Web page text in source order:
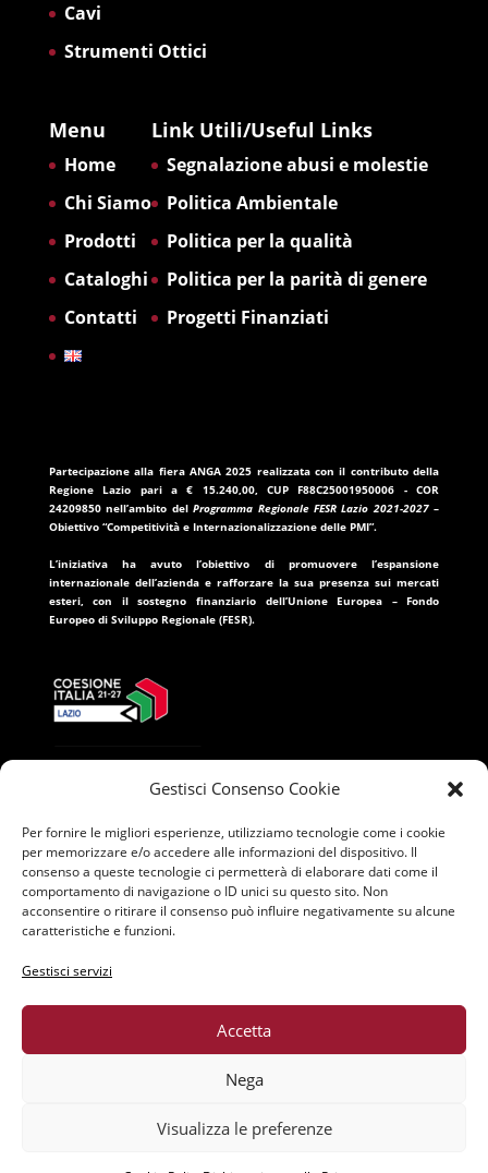
Gestisci Consenso Cookie
Per fornire le migliori esperienze, utilizziamo tecnologie come i cookie
per memorizzare e/o accedere alle informazioni del dispositivo. Il
consenso a queste tecnologie ci permetterà di elaborare dati come il
comportamento di navigazione o ID unici su questo sito. Non
acconsentire o ritirare il consenso può influire negativamente su alcune
caratteristiche e funzioni.
Gestisci servizi
Accetta
Nega
Visualizza le preferenze
Cavi
Strumenti Ottici
Menu
Home
Chi Siamo
Prodotti
Cataloghi
Contatti
Link Utili/Useful Links
Segnalazione abusi e molestie
Politica Ambientale
Politica per la qualità
Politica per la parità di genere
Progetti Finanziati
Partecipazione alla fiera ANGA 2025 realizzata con il contributo della
Regione Lazio pari a€ 15.240,00, CUPF88C25001950006 - COR
24209850nell’ambito delProgramma Regionale FESR Lazio 2021-2027–
Obiettivo “Competitività e Internazionalizzazione delle PMI”.
L’iniziativa ha avuto l’obiettivo di promuovere l’espansione
internazionale dell’azienda e rafforzare la sua presenza sui mercati
esteri, con il sostegno finanziario dell’Unione Europea – Fondo
Europeo di Sviluppo Regionale (FESR).
Data Protection Officer: Marco Ferlenghi -